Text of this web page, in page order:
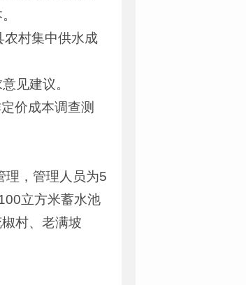
农村集中供水成
见建议。
价成本调查测
理，管理人员为5
立方米蓄水池
村、老满坡